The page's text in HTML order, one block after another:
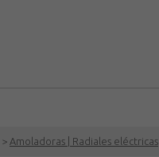
> Amoladoras | Radiales eléctricas